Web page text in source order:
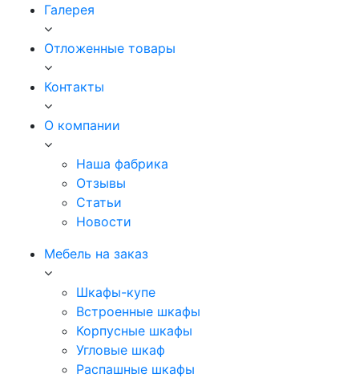
Галерея
Отложенные товары
Контакты
О компании
Наша фабрика
Отзывы
Статьи
Новости
Мебель на заказ
Шкафы-купе
Встроенные шкафы
Корпусные шкафы
Угловые шкаф
Распашные шкафы